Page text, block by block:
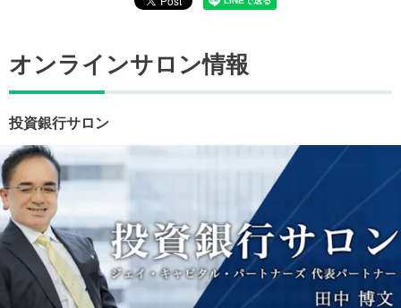
オンラインサロン情報
投資銀行サロン